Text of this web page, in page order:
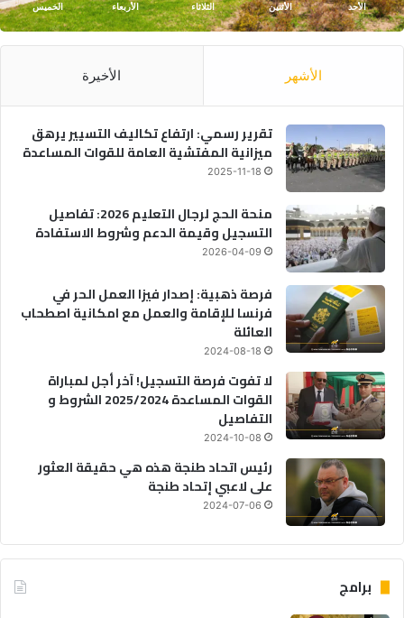
الأحد الأثنين الثلاثاء الأربعاء الخميس
الأشهر الأخيرة
تقرير رسمي: ارتفاع تكاليف التسيير يرهق
ميزانية المفتشية العامة للقوات المساعدة
2025-11-18
منحة الحج لرجال التعليم 2026: تفاصيل
التسجيل وقيمة الدعم وشروط الاستفادة
2026-04-09
فرصة ذهبية: إصدار فيزا العمل الحر في
فرنسا للإقامة والعمل مع امكانية اصطحاب
العائلة
2024-08-18
لا تفوت فرصة التسجيل! آخر أجل لمباراة
القوات المساعدة 2025/2024 الشروط و
التفاصيل
2024-10-08
رئيس اتحاد طنجة هذه هي حقيقة العثور
على لاعبي إتحاد طنجة
2024-07-06
برامج